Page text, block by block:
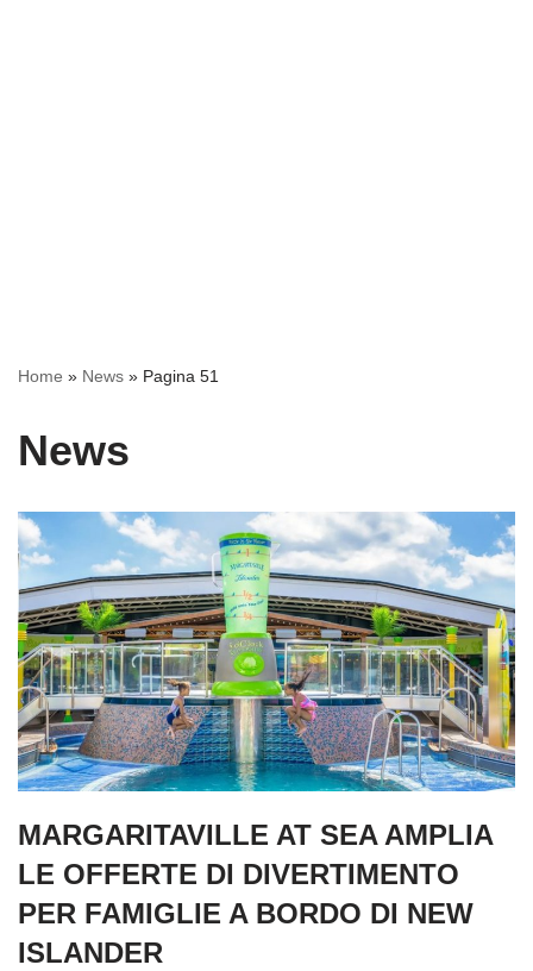
Home » News » Pagina 51
News
MARGARITAVILLE AT SEA AMPLIA
LE OFFERTE DI DIVERTIMENTO
PER FAMIGLIE A BORDO DI NEW
ISLANDER